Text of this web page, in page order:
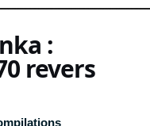
:
revers